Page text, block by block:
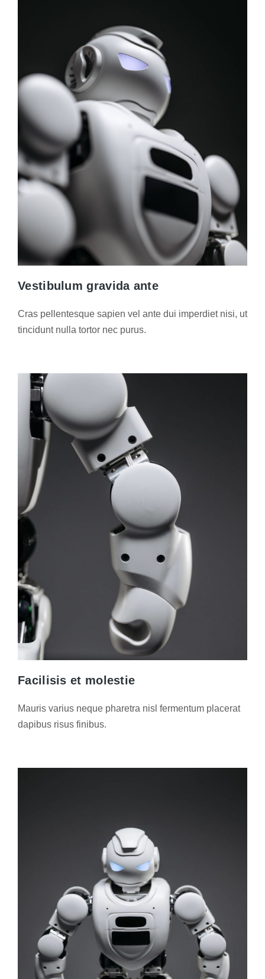
Vestibulum gravida ante
Cras pellentesque sapien vel ante dui imperdiet nisi, ut
tincidunt nulla tortor nec purus.
Facilisis et molestie
Mauris varius neque pharetra nisl fermentum placerat
dapibus risus finibus.